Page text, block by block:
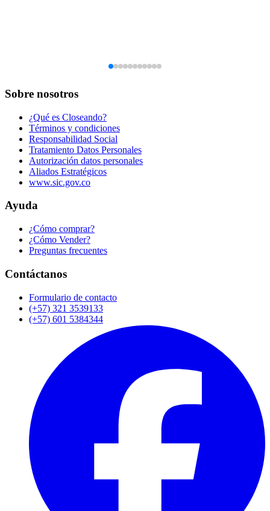
Sobre nosotros
¿Qué es Closeando?
Términos y condiciones
Responsabilidad Social
Tratamiento Datos Personales
Autorización datos personales
Aliados Estratégicos
www.sic.gov.co
Ayuda
¿Cómo comprar?
¿Cómo Vender?
Preguntas frecuentes
Contáctanos
Formulario de contacto
(+57) 321 3539133
(+57) 601 5384344